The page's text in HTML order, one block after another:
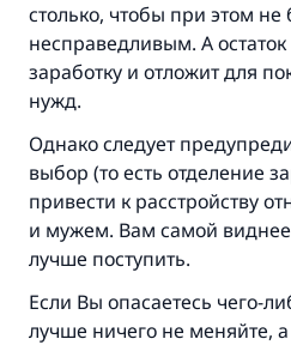
столько, чтобы при этом
несправедливым. А
заработку и отложит для
нужд.
Однако следует
выбор (то есть отделение
привести к расстройству
и мужем. Вам самой
лучше поступить.
Если Вы опасаетесь чего-
лучше ничего не меняйте, а